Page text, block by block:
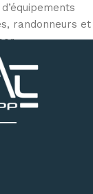
randonneurs et
canyoning
mousquetons,
sacs
dispose
et la forme de